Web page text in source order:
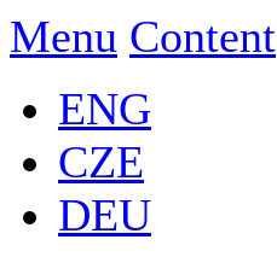
Menu Content
ENG
CZE
DEU